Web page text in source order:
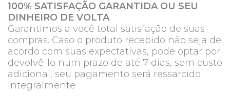
100% SATISFAÇÃO GARANTIDA OU SEU
DINHEIRO DE VOLTA
Garantimos a você total satisfação de suas
compras. Caso o produto recebido não seja de
acordo com suas expectativas, pode optar por
devolvê-lo num prazo de até 7 dias, sem custo
adicional, seu pagamento será ressarcido
integralmente